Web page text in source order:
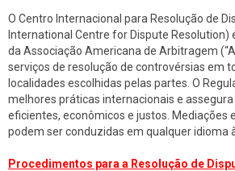
O Centro Internacional para Resolução de
International Centre for Dispute Resolution)
da Associação Americana de Arbitragem
serviços de resolução de controvérsias em
localidades escolhidas pelas partes. O
melhores práticas internacionais e
eficientes, econômicos e justos. Mediações
podem ser conduzidas em qualquer idioma
Procedimentos para a Resolução de